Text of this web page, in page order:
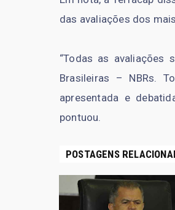
das avaliações dos
“Todas as avaliações
Brasileiras – NBRs.
apresentada e
pontuou.
POSTAGENS